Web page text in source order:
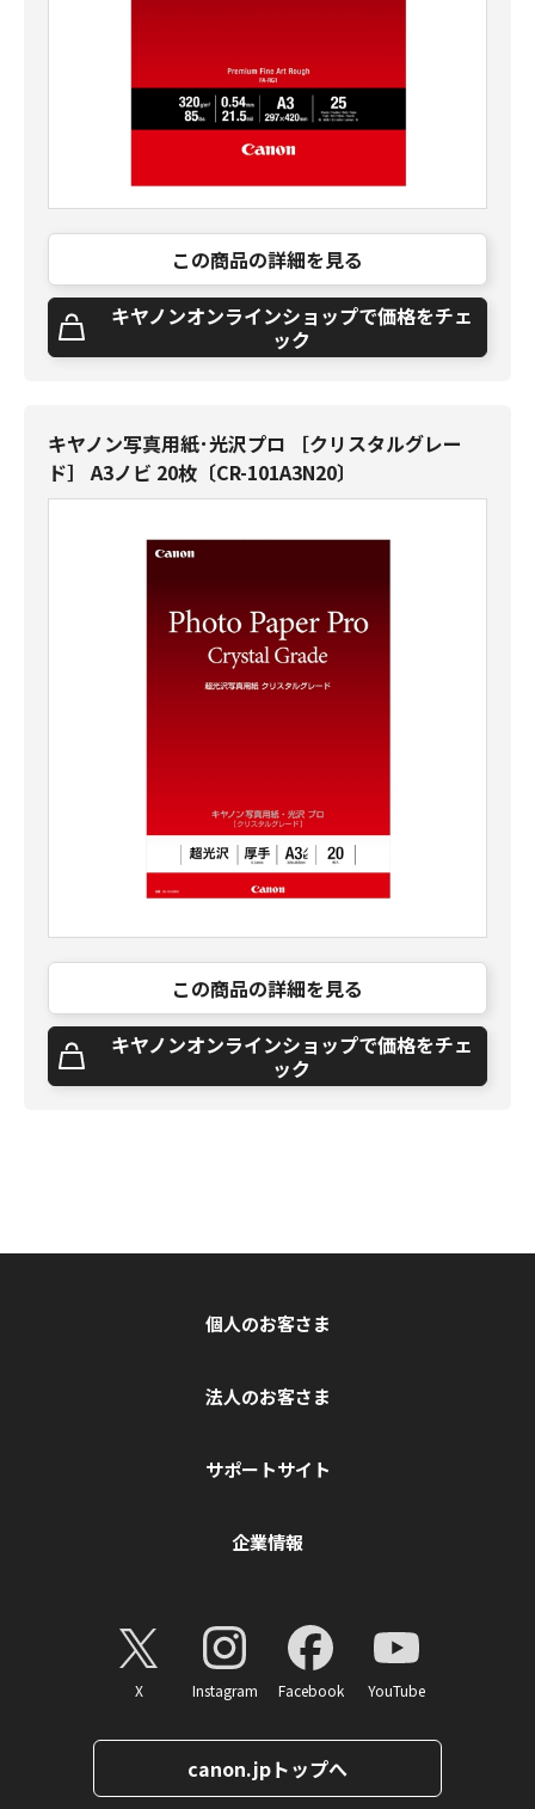
この商品の詳細を見る
キヤノンオンラインショップで価格をチェ
ック
キヤノン写真用紙･光沢プロ ［クリスタルグレー
ド］ A3ノビ 20枚〔CR-101A3N20〕
この商品の詳細を見る
キヤノンオンラインショップで価格をチェ
ック
個人のお客さま
法人のお客さま
サポートサイト
企業情報
X Instagram Facebook YouTube
canon.jpトップへ